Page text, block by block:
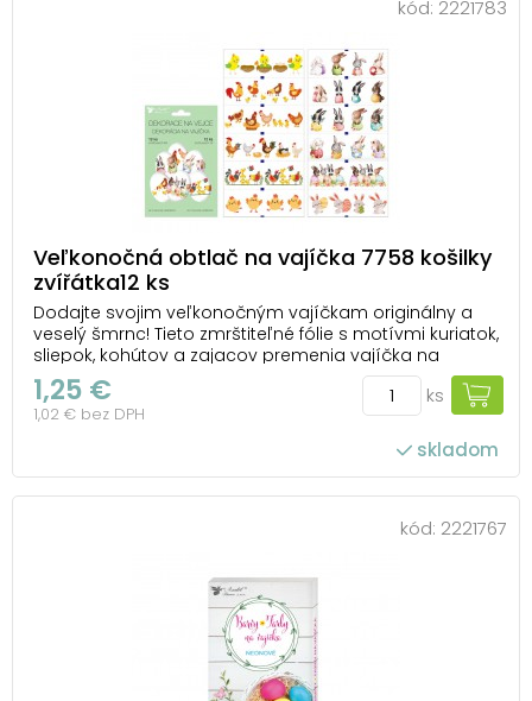
kód: 2221783
Veľkonočná obtlač na vajíčka 7758 košilky
zvířátka12 ks
Dodajte svojim veľkonočným vajíčkam originálny a
veselý šmrnc! Tieto zmrštiteľné fólie s motívmi kuriatok,
sliepok, kohútov a zajacov premenia vajíčka na
nádherné sviatočné dekorácie. Balenie obsahuje 12
krásnych košieľok, ktoré sa počas chvíľky prispôsobia
vajíčkom. Stačí fóliu navliecť, pono...
1,25 €
1,02 € bez DPH
ks
skladom
kód: 2221767